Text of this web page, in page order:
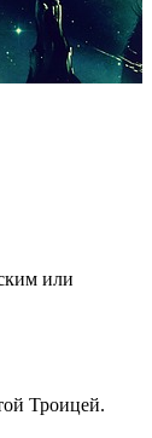
или
Троицей.